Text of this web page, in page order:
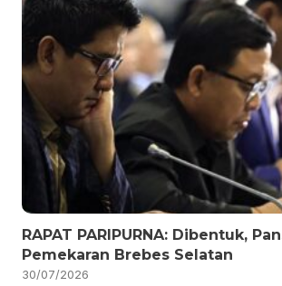
RAPAT PARIPURNA: Dibentuk,
Pemekaran Brebes Selatan
30/07/2026